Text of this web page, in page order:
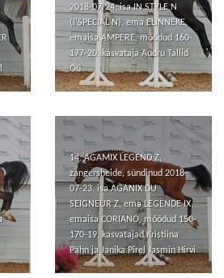
2018-07-24, isa IN STYLE N
(I'SPECIAL N), ema ELINNEKE,
emaisa AMPERE, mõõdud 160-
177-20, kasvataja Audru Tallid
Oü
14. AGAMIX LEGEND Z,
zangersheide, sündinud 2018-
07-23, isa AGANIX DU
SEIGNEUR Z, ema LEGENDE IX,
emaisa CORIANO, mõõdud 150-
170-19, kasvatajad Kristiina
Pähn ja Janika Pirel Jasmin Hirvi